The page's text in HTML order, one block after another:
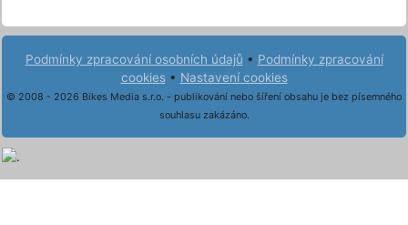
Podmínky zpracování osobních údajů • Podmínky zpracování
cookies• Nastavení cookies
© 2008 - 2026 Bikes Media s.r.o. - publikování nebo šíření obsahu je bez písemného
souhlasu zakázáno.